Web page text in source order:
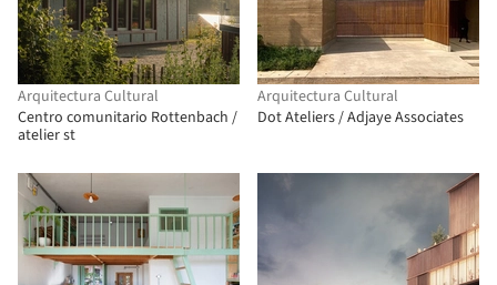
Arquitectura Cultural
Centro comunitario Rottenbach /
atelier st
Arquitectura Cultural
Dot Ateliers / Adjaye Associates